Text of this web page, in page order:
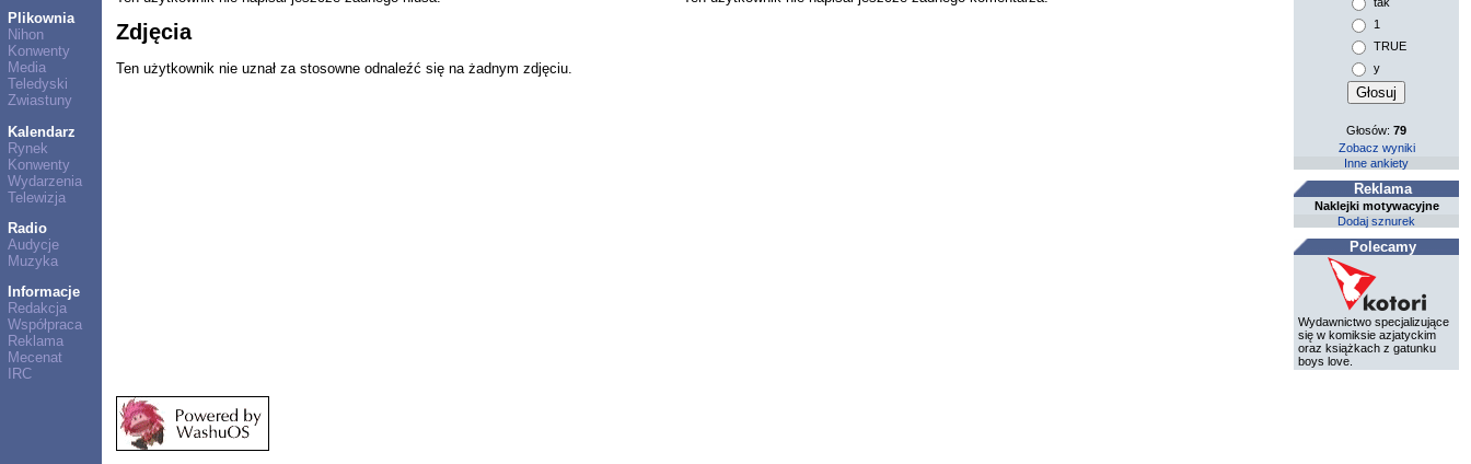
Plikownia
Nihon
Konwenty
Media
Teledyski
Zwiastuny
Kalendarz
Rynek
Konwenty
Wydarzenia
Telewizja
Radio
Audycje
Muzyka
Informacje
Redakcja
Współpraca
Reklama
Mecenat
IRC
Zdjęcia
Ten użytkownik nie uznał za stosowne odnaleźć się na żadnym zdjęciu.
1
TRUE
y
Głosów:79
Zobacz wyniki
Inne ankiety
Reklama
Naklejki motywacyjne
Dodaj sznurek
Polecamy
Wydawnictwo specjalizujące
się w komiksie azjatyckim
oraz książkach z gatunku
boys love.